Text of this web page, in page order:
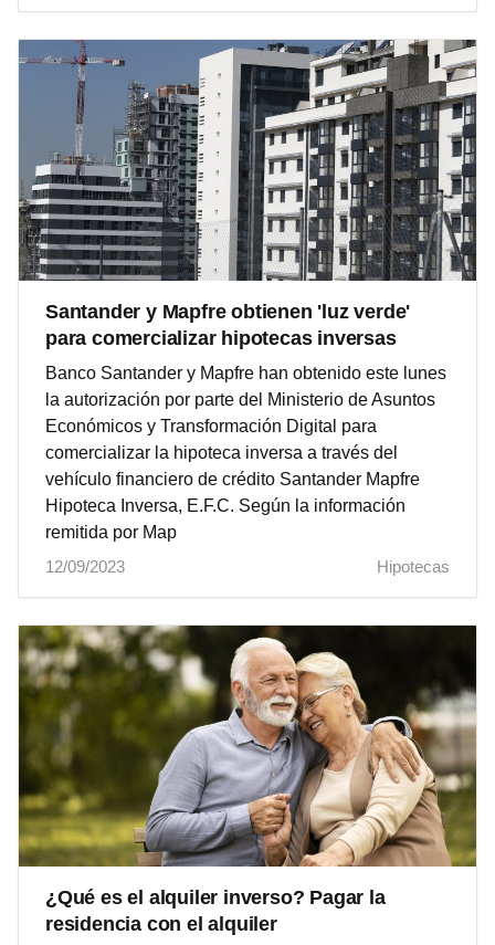
Santander y Mapfre obtienen 'luz verde'
para comercializar hipotecas inversas
Banco Santander y Mapfre han obtenido este lunes
la autorización por parte del Ministerio de Asuntos
Económicos y Transformación Digital para
comercializar la hipoteca inversa a través del
vehículo financiero de crédito Santander Mapfre
Hipoteca Inversa, E.F.C. Según la información
remitida por Map
12/09/2023
Hipotecas
¿Qué es el alquiler inverso? Pagar la
residencia con el alquiler